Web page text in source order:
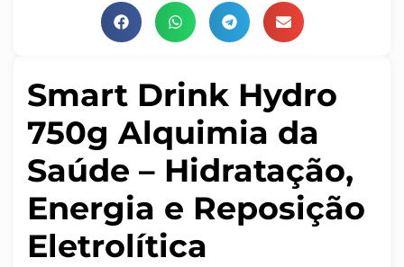
Smart Drink Hydro
750g Alquimia da
Saúde – Hidratação,
Energia e Reposição
Eletrolítica